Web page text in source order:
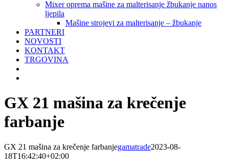
Mixer oprema mašine za malterisanje žbukanje nanos
ljepila
Mašine strojevi za malterisanje – žbukanje
PARTNERI
NOVOSTI
KONTAKT
TRGOVINA
GX 21 mašina za krečenje
farbanje
GX 21 mašina za krečenje farbanjegamatrade2023-08-
18T16:42:40+02:00